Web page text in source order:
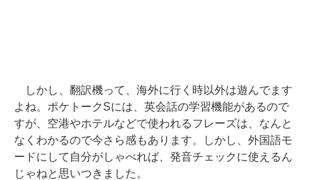
しかし、翻訳機って、海外に行く時以外は遊んでます
よね。ポケトークSには、英会話の学習機能があるので
すが、空港やホテルなどで使われるフレーズは、なんと
なくわかるので今さら感もあります。しかし、外国語モ
ードにして自分がしゃべれば、発音チェックに使えるん
じゃねと思いつきました。